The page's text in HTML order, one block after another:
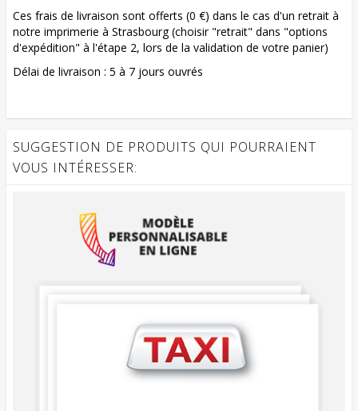
Ces frais de livraison sont offerts (0 €) dans le cas d'un retrait à
notre imprimerie à Strasbourg (choisir "retrait" dans "options
d'expédition" à l'étape 2, lors de la validation de votre panier)
Délai de livraison : 5 à 7 jours ouvrés
SUGGESTION DE PRODUITS QUI POURRAIENT
VOUS INTÉRESSER: